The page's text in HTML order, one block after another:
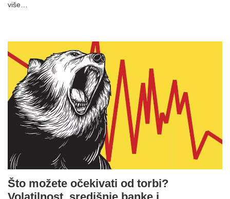
više…
Što možete očekivati ​​od torbi?